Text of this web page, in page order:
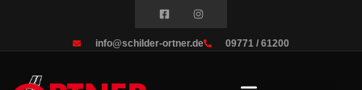
info@schilder-ortner.de 09771 / 61200